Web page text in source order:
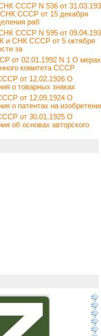
СССР N 536 от
СССР от 15 декабря
раб
СССР N 595 от
и СНК СССР от 5 октября
за
от 02.01.1992 N 1 О
комитета СССР
от 12.02.1926 О
о товарных знаках
от 12.09.1924 О
о патентах на
от 30.01.1925 О
об основах авторского